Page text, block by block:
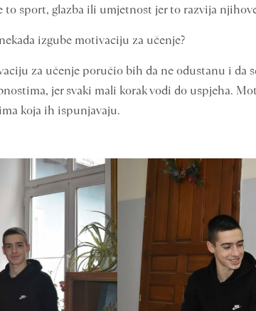
to sport, glazba ili umjetnost jer to razvija
izgube motivaciju za učenje?
za učenje poručio bih da ne odustanu i da
jer svaki mali korak vodi do uspjeha.
koja ih ispunjavaju.